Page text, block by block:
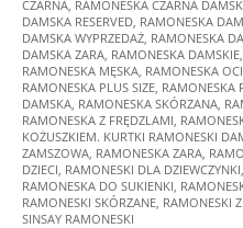
CZARNA RAMONESKA CZARNA
DAMSKA RESERVED RAMONESKA
DAMSKA WYPRZEDAŻ RAMONESKA
DAMSKA ZARA RAMONESKA DAMSKIE
RAMONESKA MĘSKA RAMONESKA
RAMONESKA PLUS SIZE RAMONESKA
DAMSKA RAMONESKA SKÓRZANA
RAMONESKA Z FRĘDZLAMI
KOŻUSZKIEM. KURTKI RAMONESKI
ZAMSZOWA RAMONESKA ZARA
DZIECI RAMONESKI DLA DZIEWCZYNKI
RAMONESKA DO SUKIENKI
RAMONESKI SKÓRZANE RAMONESKI
SINSAY RAMONESKI